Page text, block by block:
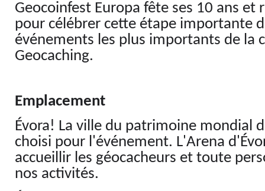
Geocoinfest Europa fête ses 10 ans et
pour célébrer cette étape importante
événements les plus importants de la
Geocaching.
Emplacement
Évora! La ville du patrimoine mondial
choisi pour l'événement. L'Arena
accueillir les géocacheurs et toute
nos activités.